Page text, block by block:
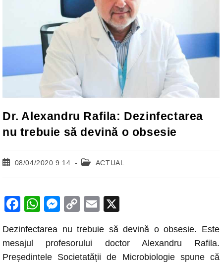
Dr. Alexandru Rafila: Dezinfectarea
nu trebuie să devină o obsesie
Post08/04/2020 9:14
Post ACTUAL
F
c
e
W
at
s
M
ss
e
C
p
y
E
ail
Dezinfectarea nu trebuie să devină o obsesie. Este
mesajul profesorului doctor Alexandru Rafila.
Președintele Societatății de Microbiologie spune că